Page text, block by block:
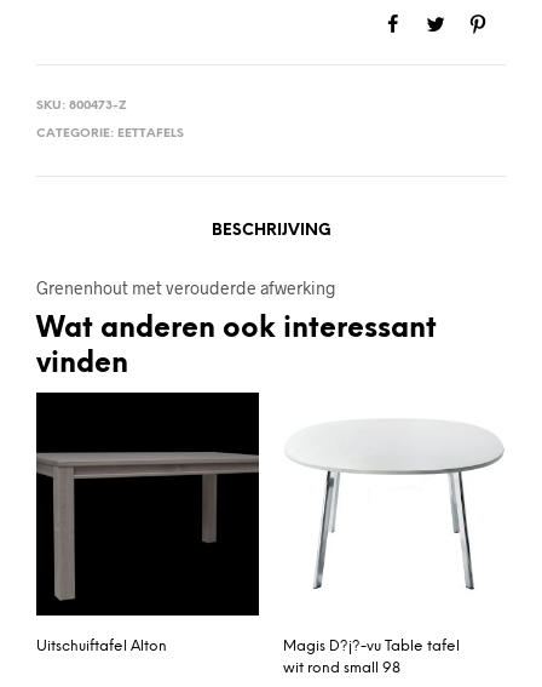
SKU: 800473-Z
CATEGORIE: EETTAFELS
BESCHRIJVING
Grenenhout met verouderde afwerking
Wat anderen ook interessant
vinden
Uitschuiftafel Alton
Magis D?j?-vu Table tafel
wit rond small 98